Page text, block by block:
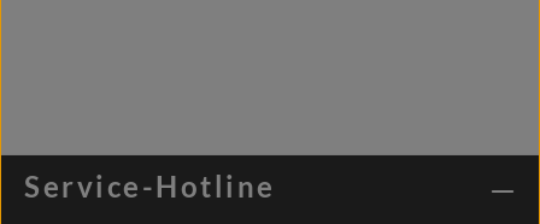
Service-Hotline